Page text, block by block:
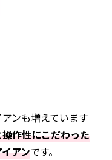
ンも増えています
作性にこだわった
アンです。